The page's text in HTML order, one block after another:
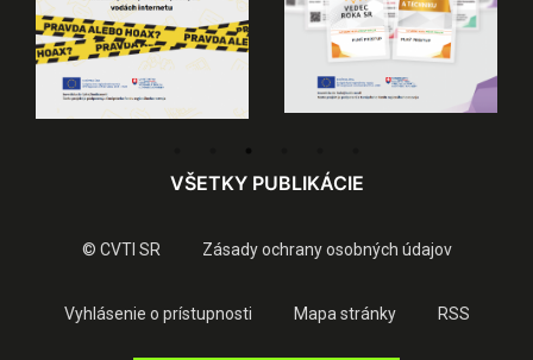
VŠETKY PUBLIKÁCIE
© CVTI SR Zásady ochrany osobných údajov
Vyhlásenie o prístupnosti Mapa stránky RSS